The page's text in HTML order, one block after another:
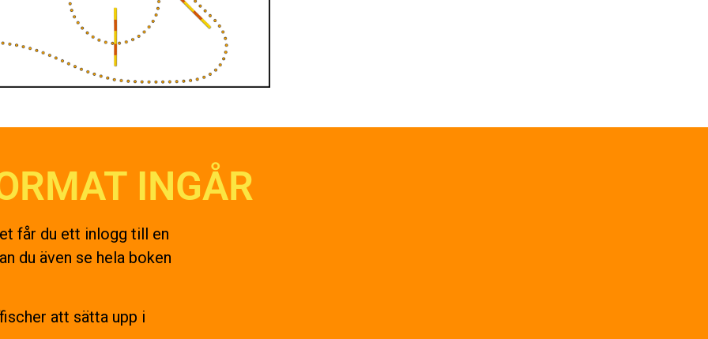
INGÅR
får du ett inlogg till en
du även se hela boken
att sätta upp i